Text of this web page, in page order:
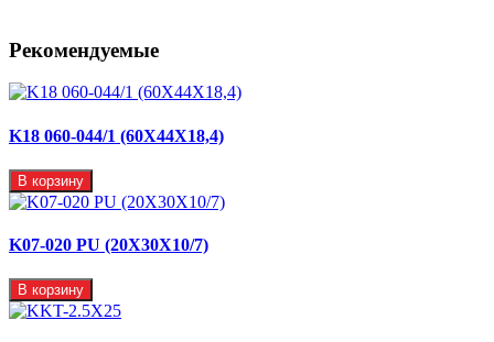
Рекомендуемые
K18 060-044/1 (60X44X18,4)
В корзину
K07-020 PU (20X30X10/7)
В корзину